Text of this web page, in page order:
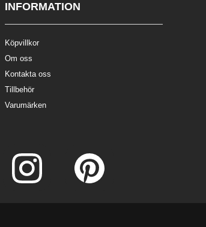
INFORMATION
Köpvillkor
Om oss
Kontakta oss
Tillbehör
Varumärken